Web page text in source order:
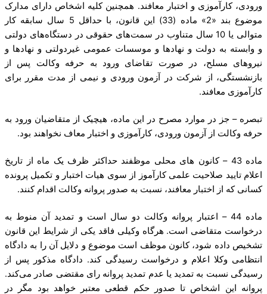
ورودی، کارآموزی و اختبار معافند. همچنین کلیه اشخاص دارای مدارک
موضوع بند «2» ماده (33) این قانون، با حداقل 5 سال سابقه کار
متوالی یا 10 سال متناوب در سمت‌های حقوقی در دستگاه‌های دولتی
و وابسته به دولت و نهادها و موسسات عمومی غیردولتی و نهادها و
نیروهای مسلح، در صورت تقاضای ورود به حرفه وکالت پس از
بازنشستگی، از شرکت در آزمون ورودی و نیمی از مدت مقرر برای
کارآموزی معافند.
تبصره – جز در موارد مصرح در این ماده، هیچیک از متقاضیان ورود به
حرفه وکالت از آزمون ورودی، کارآموزی و اختبار معاف نخواهند بود.
ماده 43 – کانون های محلی موظفند حداکثر ظرف یک ماه از تاریخ
اعلام تایید صلاحیت علمی کارآموز از سوی هیات اختبار و تکمیل پرونده
کسانی که از اختبار معافند، نسبت به صدور پروانه وکالت اقدام کنند.
ماده 44 – اعتبار پروانه وکالت دو سال است و تمدید آن منوط به
درخواست متقاضی است. هرگاه وکیلی فاقد یکی از شرایط این قانون
تشخیص داده شود، کانون موظف است موضوع و دلایل آن را به دادگاه
انتظامی وکلا اعلام و درخواست رسیدگی کند. دادگاه مذکور پس از
رسیدگی نسبت به تمدید یا عدم تمدید پروانه رای مقتضی صادر می‌کند.
پروانه این اشخاص تا صدور حکم قطعی معتبر خواهد بود مگر در